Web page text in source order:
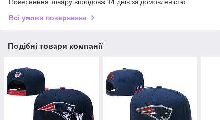
Повернення товару впродовж 14 днів за домовленістю
Всі умови повернення
Подібні товари компанії